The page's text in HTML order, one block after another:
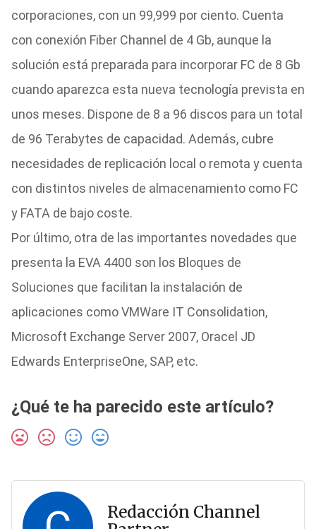
corporaciones, con un 99,999 por ciento. Cuenta
con conexión Fiber Channel de 4 Gb, aunque la
solución está preparada para incorporar FC de 8 Gb
cuando aparezca esta nueva tecnología prevista en
unos meses. Dispone de 8 a 96 discos para un total
de 96 Terabytes de capacidad. Además, cubre
necesidades de replicación local o remota y cuenta
con distintos niveles de almacenamiento como FC
y FATA de bajo coste.
Por último, otra de las importantes novedades que
presenta la EVA 4400 son los Bloques de
Soluciones que facilitan la instalación de
aplicaciones como VMWare IT Consolidation,
Microsoft Exchange Server 2007, Oracel JD
Edwards EnterpriseOne, SAP, etc.
¿Qué te ha parecido este artículo?
Redacción Channel